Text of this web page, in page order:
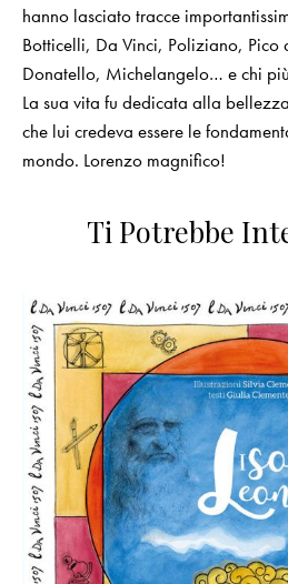
hanno lasciato tracce
Botticelli, Da Vinci, Poliziano,
Donatello, Michelangelo… e chi
La sua vita fu dedicata alla
che lui credeva essere le
mondo. Lorenzo magnifico!
Ti Potrebbe